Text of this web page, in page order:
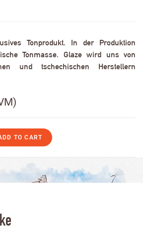
Tonprodukt. In der Produktion
Tonmasse. Glaze wird uns von
und tschechischen Herstellern
TO CART